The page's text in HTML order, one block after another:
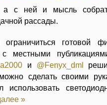
с ней и мысль
рассады.
готовой
с местными
и @Fenyx_dml
сделать своими
использовать
»